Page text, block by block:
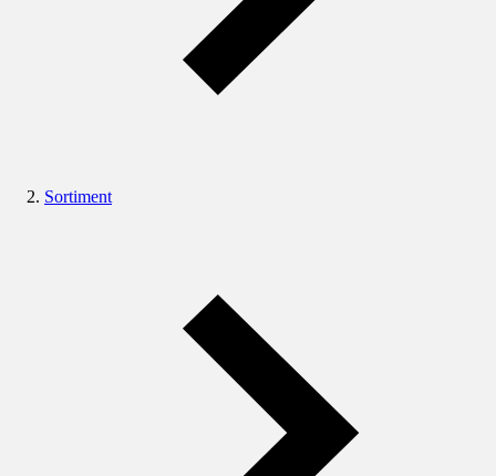
Sortiment